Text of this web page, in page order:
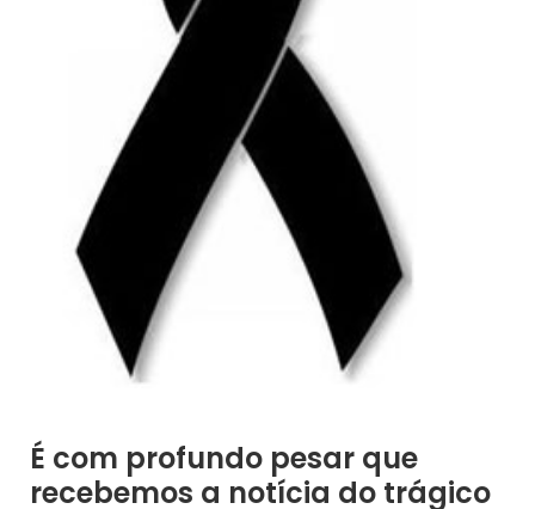
É com profundo pesar que
recebemos a notícia do trágico